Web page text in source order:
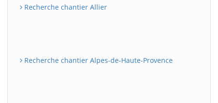
Recherche chantier Allier
Recherche chantier Alpes-de-Haute-Provence